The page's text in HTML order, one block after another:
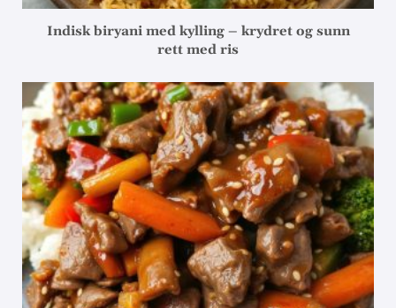
Indisk biryani med kylling – krydret og sunn
rett med ris